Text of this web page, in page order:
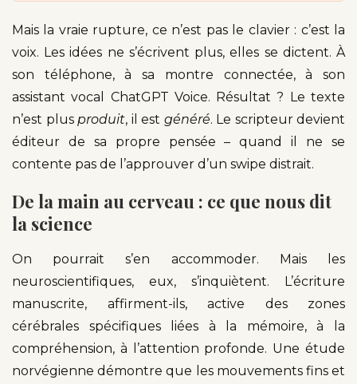
Mais la vraie rupture, ce n’est pas le clavier : c’est la
voix. Les idées ne s’écrivent plus, elles se dictent. À
son téléphone, à sa montre connectée, à son
assistant vocal ChatGPT Voice. Résultat ? Le texte
n’est plus produit, il est généré. Le scripteur devient
éditeur de sa propre pensée – quand il ne se
contente pas de l’approuver d’un swipe distrait.
De la main au cerveau : ce que nous dit
la science
On pourrait s’en accommoder. Mais les
neuroscientifiques, eux, s’inquiètent. L’écriture
manuscrite, affirment-ils, active des zones
cérébrales spécifiques liées à la mémoire, à la
compréhension, à l’attention profonde. Une étude
norvégienne démontre que les mouvements fins et